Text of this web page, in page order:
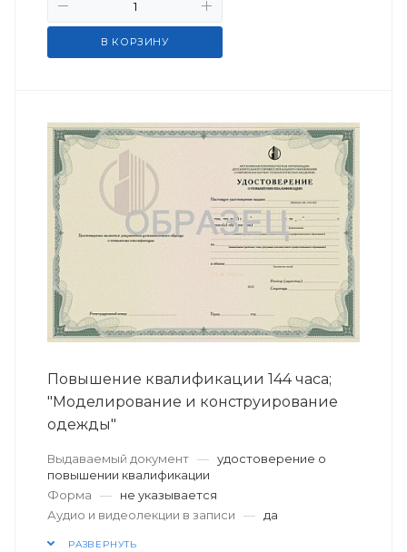
В КОРЗИНУ
Повышение квалификации 144 часа;
"Моделирование и конструирование
одежды"
Выдаваемый документ — удостоверение о
повышении квалификации
Форма
—
не указывается
Аудио и видеолекции в записи
— да
РАЗВЕРНУТЬ